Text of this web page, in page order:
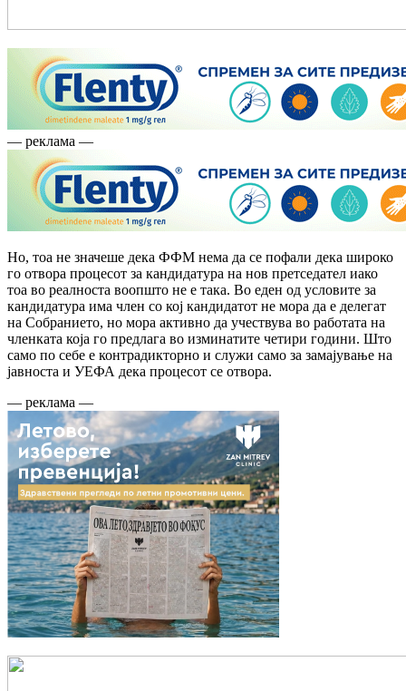
— реклама —
Но, тоа не значеше дека ФФМ нема да се пофали дека широко
го отвора процесот за кандидатура на нов претседател иако
тоа во реалноста воопшто не е така. Во еден од условите за
кандидатура има член со кој кандидатот не мора да е делегат
на Собранието, но мора активно да учествува во работата на
членката која го предлага во изминатите четири години. Што
само по себе е контрадикторно и служи само за замајување на
јавноста и УЕФА дека процесот се отвора.
— реклама —